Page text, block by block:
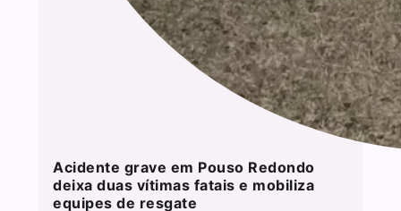
Acidente grave em Pouso Redondo
deixa duas vítimas fatais e mobiliza
equipes de resgate